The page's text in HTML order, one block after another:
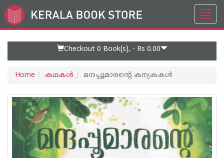
Go
to
Checkout 0 Book(s), - Rs 0.00
Home കഥകള്‍ മന്ദപ്പൂമാരന്റെ കന്യകകൾ